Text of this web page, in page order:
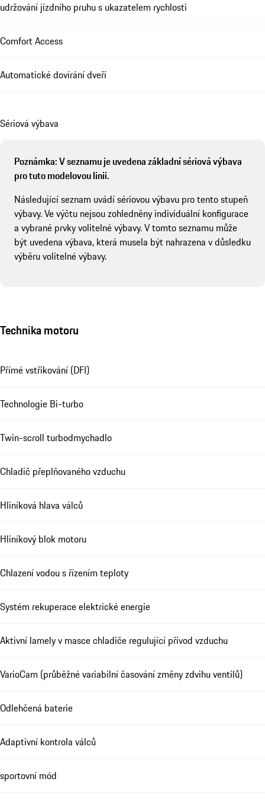
udržování jízdního pruhu s ukazatelem rychlosti
Comfort Access
Automatické dovírání dveří
Sériová výbava
Poznámka: V seznamu je uvedena základní sériová výbava
pro tuto modelovou linii.
Následující seznam uvádí sériovou výbavu pro tento stupeň
výbavy. Ve výčtu nejsou zohledněny individuální konfigurace
a vybrané prvky volitelné výbavy. V tomto seznamu může
být uvedena výbava, která musela být nahrazena v důsledku
výběru volitelné výbavy.
Technika motoru
Přímé vstřikování (DFI)
Technologie Bi-turbo
Twin-scroll turbodmychadlo
Chladič přeplňovaného vzduchu
Hliníková hlava válců
Hliníkový blok motoru
Chlazení vodou s řízením teploty
Systém rekuperace elektrické energie
Aktivní lamely v masce chladiče regulující přívod vzduchu
VarioCam (průběžné variabilní časování změny zdvihu ventilů)
Odlehčená baterie
Adaptivní kontrola válců
sportovní mód